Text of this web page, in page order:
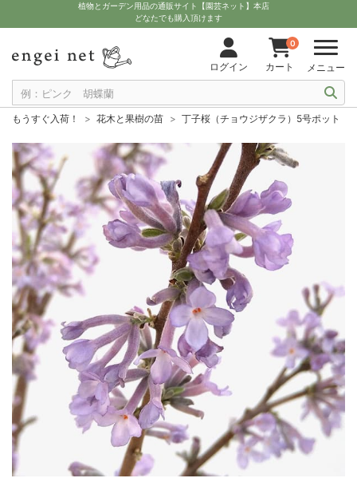
植物とガーデン用品の通販サイト【園芸ネット】本店
どなたでも購入頂けます
ログイン
0
カート メニュー
もうすぐ入荷！ 花木と果樹の苗 丁子桜（チョウジザクラ）5号ポット